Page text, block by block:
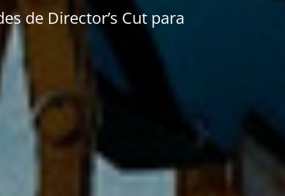
de Director’s Cut para